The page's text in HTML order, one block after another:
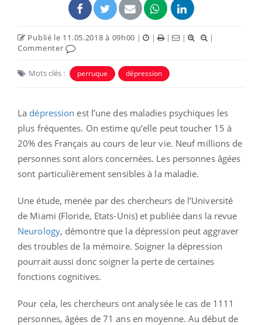
Publié le 11.05.2018 à 09h00 | | | |
|
Commenter
Mots clés : perruque dépression
La dépression est l’une des maladies psychiques les
plus fréquentes. On estime qu’elle peut toucher 15 à
20% des Français au cours de leur vie. Neuf millions de
personnes sont alors concernées. Les personnes âgées
sont particulièrement sensibles à la maladie.
Une étude, menée par des chercheurs de l’Université
de Miami (Floride, Etats-Unis) et publiée dans la revue
Neurology, démontre que la dépression peut aggraver
des troubles de la mémoire. Soigner la dépression
pourrait aussi donc soigner la perte de certaines
fonctions cognitives.
Pour cela, les chercheurs ont analysée le cas de 1111
personnes, âgées de 71 ans en moyenne. Au début de